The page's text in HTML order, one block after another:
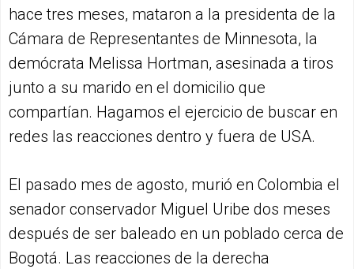
hace tres meses, mataron a la presidenta de la
Cámara de Representantes de Minnesota, la
demócrata Melissa Hortman, asesinada a tiros
junto a su marido en el domicilio que
compartían. Hagamos el ejercicio de buscar en
redes las reacciones dentro y fuera de USA.
El pasado mes de agosto, murió en Colombia el
senador conservador Miguel Uribe dos meses
después de ser baleado en un poblado cerca de
Bogotá. Las reacciones de la derecha